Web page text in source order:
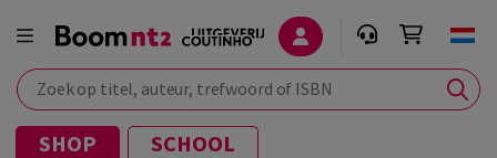
Zoek op titel, auteur, trefwoord of ISBN
SHOP SCHOOL